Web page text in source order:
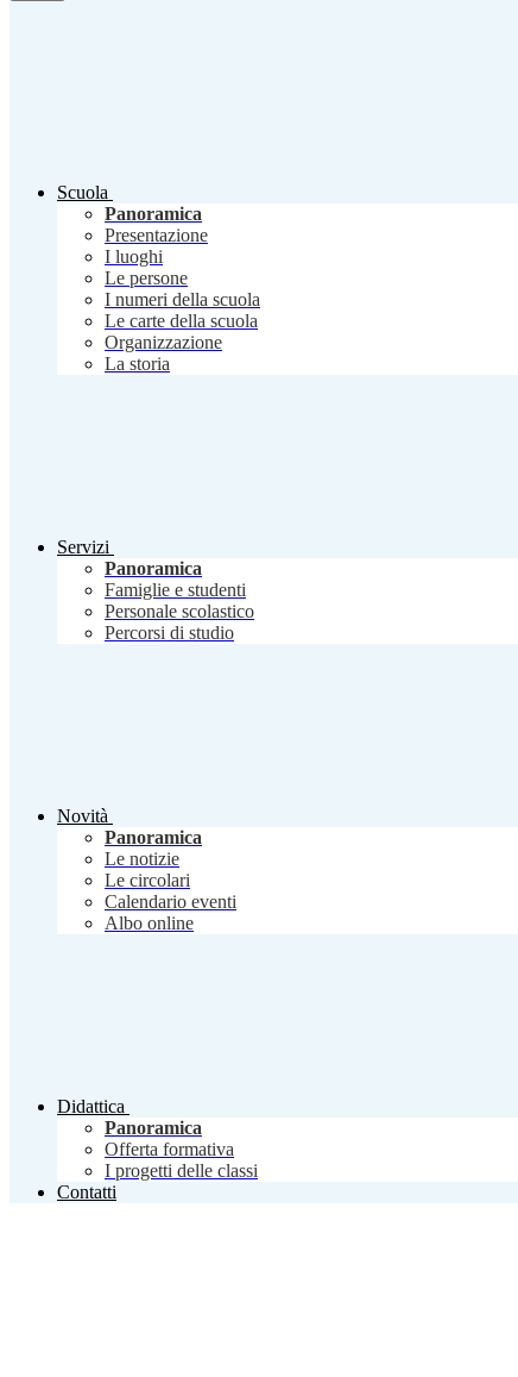
Scuola
Panoramica
Presentazione
I luoghi
Le persone
I numeri della scuola
Le carte della scuola
Organizzazione
La storia
Servizi
Panoramica
Famiglie e studenti
Personale scolastico
Percorsi di studio
Novità
Panoramica
Le notizie
Le circolari
Calendario eventi
Albo online
Didattica
Panoramica
Offerta formativa
I progetti delle classi
Contatti